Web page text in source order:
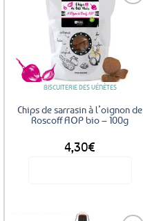
BISCUITERIE DES VÉNÈTES
Chips de sarrasin à l’oignon de
Roscoff AOP bio – 100g
4,30€